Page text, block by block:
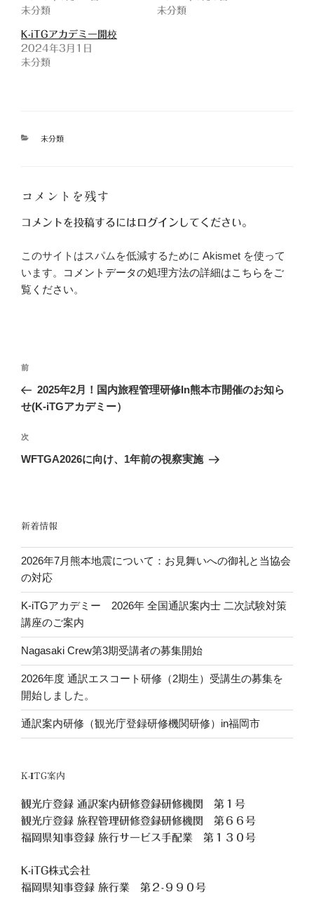
未分類
未分類
K-iTGアカデミー開校
2024年3月1日
未分類
カ
未分類
コメントを残す
コメントを投稿するには ログイン してください。
このサイトはスパムを低減するために Akismet を使って
います。
コメントデータの処理方法の詳細はこちらをご
覧ください。
ナ
ゲ
ー
前
の
投
前
2025年2月！国内旅程管理研修In熊本市開催のお知ら
せ(K-iTGアカデミー）
次
の
次
WFTGA2026に向け、1年前の視察実施
新着情報
2026年7月熊本地震について：お見舞いへの御礼と当協会
の対応
K-iTGアカデミー 2026年 全国通訳案内士 二次試験対策
講座のご案内
Nagasaki Crew第3期受講者の募集開始
2026年度 通訳エスコート研修（2期生）受講生の募集を
開始しました。
通訳案内研修（観光庁登録研修機関研修）in福岡市
K-ITG案内
観光庁登録 通訳案内研修登録研修機関 第１号
観光庁登録 旅程管理研修登録研修機関 第６６号
福岡県知事登録 旅行サービス手配業 第１３０号
K-iTG株式会社
福岡県知事登録 旅行業 第２-９９０号